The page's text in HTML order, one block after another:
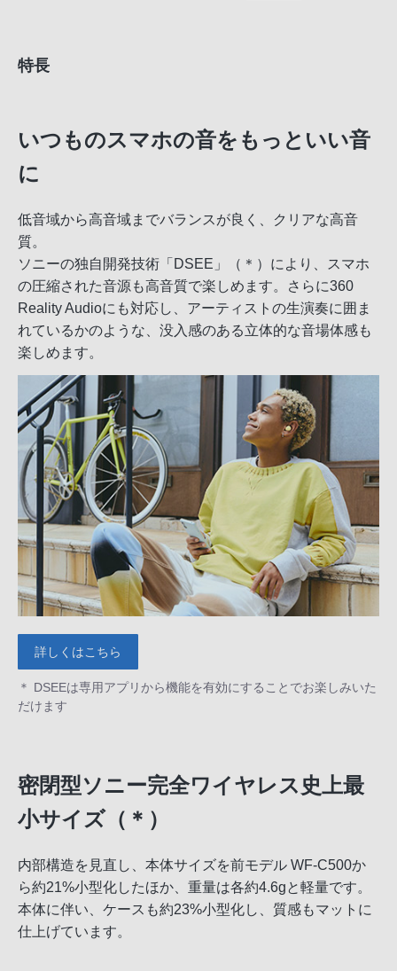
特長
いつものスマホの音をもっといい音
に
低音域から高音域までバランスが良く、クリアな高音
質。
ソニーの独自開発技術「DSEE」（＊）により、スマホ
の圧縮された音源も高音質で楽しめます。さらに360
Reality Audioにも対応し、アーティストの生演奏に囲ま
れているかのような、没入感のある立体的な音場体感も
楽しめます。
詳しくはこちら
＊ DSEEは専用アプリから機能を有効にすることでお楽しみいた
だけます
密閉型ソニー完全ワイヤレス史上最
小サイズ（＊）
内部構造を見直し、本体サイズを前モデル WF-C500か
ら約21%小型化したほか、重量は各約4.6gと軽量です。
本体に伴い、ケースも約23%小型化し、質感もマットに
仕上げています。